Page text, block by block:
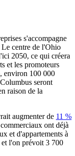
s'accompagne
centre de l'Ohio
2050, ce qui créera
et les promoteurs
environ 100 000
seront
raison de la
augmenter de 11 %
ont déjà
et d'appartements à
et l'on prévoit 3 700